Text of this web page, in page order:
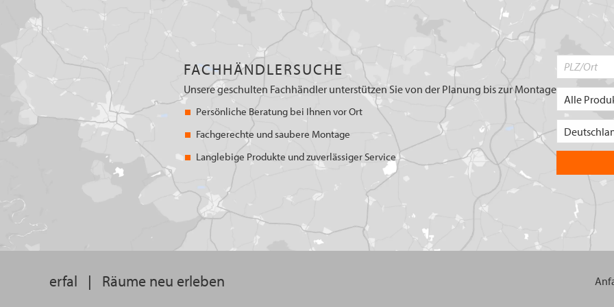
FACHHÄNDLERSUCHE
Unsere geschulten Fachhändler unterstützen Sie von der Planung bis zur Montage
Persönliche Beratung bei Ihnen vor Ort
Fachgerechte und saubere Montage
Langlebige Produkte und zuverlässiger Service
erfal | Räume neu erleben